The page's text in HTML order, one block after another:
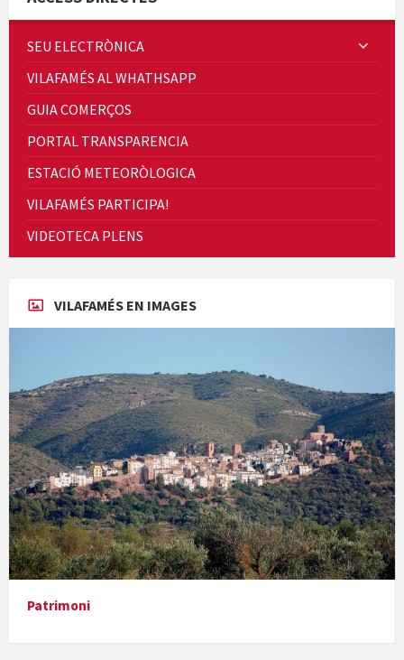
Cicle de Cine i Dones rurals
Concerts al Museu
Presentació del llibre &quot;La mare&quot;, d'Emma Zafon
En Bum
SEU ELECTRÒNICA
VILAFAMÉS AL WHATHSAPP
GUIA COMERÇOS
PORTAL TRANSPARENCIA
ESTACIÓ METEORÒLOGICA
VILAFAMÉS PARTICIPA!
VIDEOTECA PLENS
VILAFAMÉS EN IMAGES
Patrimoni